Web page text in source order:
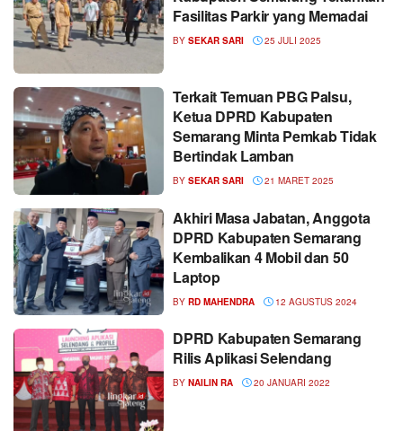
Fasilitas Parkir yang Memadai
BY SEKAR SARI 25 JULI 2025
Terkait Temuan PBG Palsu,
Ketua DPRD Kabupaten
Semarang Minta Pemkab Tidak
Bertindak Lamban
BY SEKAR SARI 21 MARET 2025
Akhiri Masa Jabatan, Anggota
DPRD Kabupaten Semarang
Kembalikan 4 Mobil dan 50
Laptop
BY RD MAHENDRA 12 AGUSTUS 2024
DPRD Kabupaten Semarang
Rilis Aplikasi Selendang
BY NAILIN RA 20 JANUARI 2022